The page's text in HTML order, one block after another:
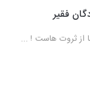
فقیر
از ثروت هاست ! ...